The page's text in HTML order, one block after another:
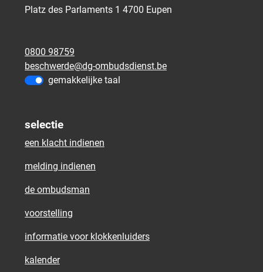
Platz des Parlaments 1 4700 Eupen
0800 98759
beschwerde@dg-ombudsdienst.be
gemakkelijke taal
selectie
een klacht indienen
melding indienen
de ombudsman
voorstelling
informatie voor klokkenluiders
kalender